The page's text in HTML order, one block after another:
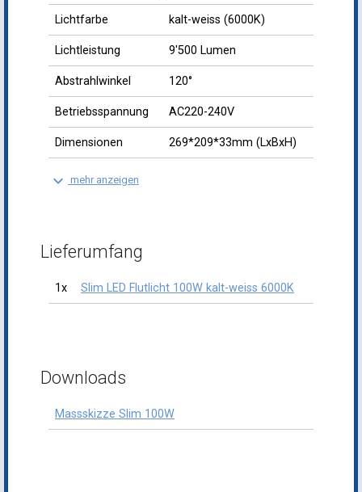
Lichtfarbe kalt-weiss (6000K)
Lichtleistung 9'500 Lumen
Abstrahlwinkel 120°
Betriebsspannung AC220-240V
Dimensionen 269*209*33mm (LxBxH)
keyboard_arrow_down mehr anzeigen
Lieferumfang
1x Slim LED Flutlicht 100W kalt-weiss 6000K
Downloads
Massskizze Slim 100W